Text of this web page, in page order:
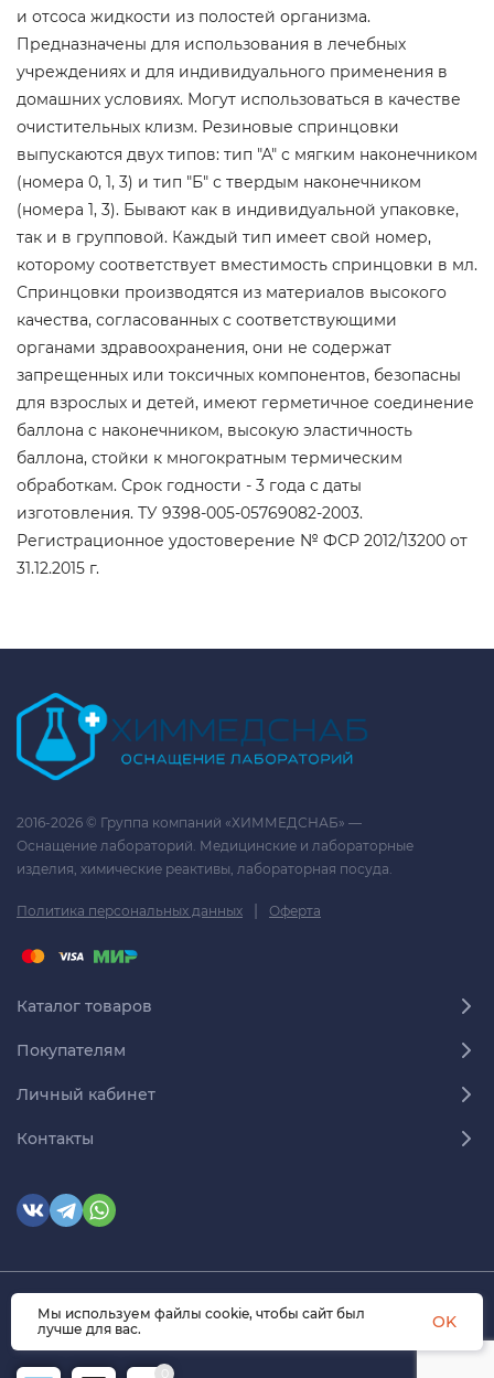
и отсоса жидкости из полостей организма.
Предназначены для использования в лечебных
учреждениях и для индивидуального применения в
домашних условиях. Могут использоваться в качестве
очистительных клизм. Резиновые спринцовки
выпускаются двух типов: тип "А" с мягким наконечником
(номера 0, 1, 3) и тип "Б" с твердым наконечником
(номера 1, 3). Бывают как в индивидуальной упаковке,
так и в групповой. Каждый тип имеет свой номер,
которому соответствует вместимость спринцовки в мл.
Спринцовки производятся из материалов высокого
качества, согласованных с соответствующими
органами здравоохранения, они не содержат
запрещенных или токсичных компонентов, безопасны
для взрослых и детей, имеют герметичное соединение
баллона с наконечником, высокую эластичность
баллона, стойки к многократным термическим
обработкам. Срок годности - 3 года с даты
изготовления. ТУ 9398-005-05769082-2003.
Регистрационное удостоверение № ФСР 2012/13200 от
31.12.2015 г.
2016-2026 © Группа компаний «ХИММЕДСНАБ» —
Оснащение лабораторий. Медицинские и лабораторные
изделия, химические реактивы, лабораторная посуда.
Политика персональных данных | Оферта
Каталог товаров
Покупателям
Личный кабинет
Контакты
© 2026 himmedsnab.ru. Все права защищены
Мы используем файлы cookie, чтобы сайт был
лучше для вас.
OK